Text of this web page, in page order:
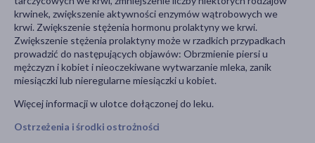
krwinek, zwiększenie aktywności enzymów wątrobowych we
krwi. Zwiększenie stężenia hormonu prolaktyny we krwi.
Zwiększenie stężenia prolaktyny może w rzadkich przypadkach
prowadzić do następujących objawów: Obrzmienie piersi u
mężczyzn i kobiet i nieoczekiwane wytwarzanie mleka, zanik
miesiączki lub nieregularne miesiączki u kobiet.
Więcej informacji w ulotce dołączonej do leku.
Ostrzeżenia i środki ostrożności